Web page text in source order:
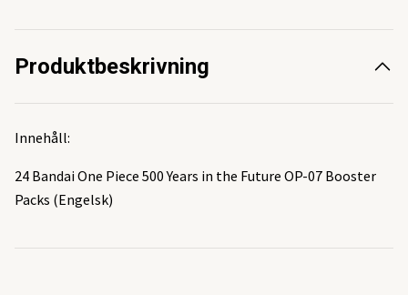
Produktbeskrivning
Innehåll:
24 Bandai One Piece 500 Years in the Future OP-07 Booster
Packs (Engelsk)